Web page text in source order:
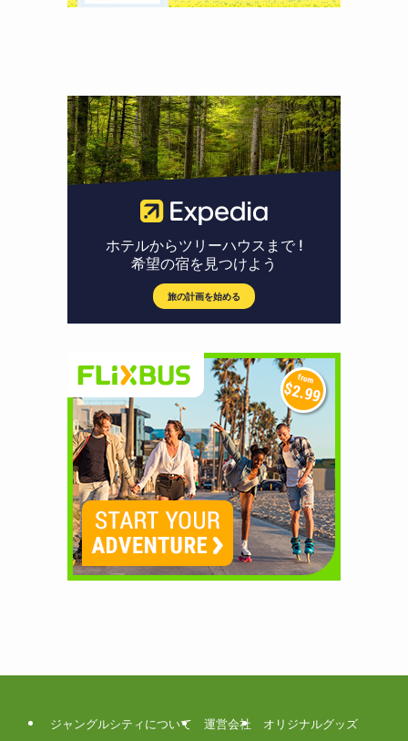
ジャングルシティについて 運営会社 オリジナルグッズ